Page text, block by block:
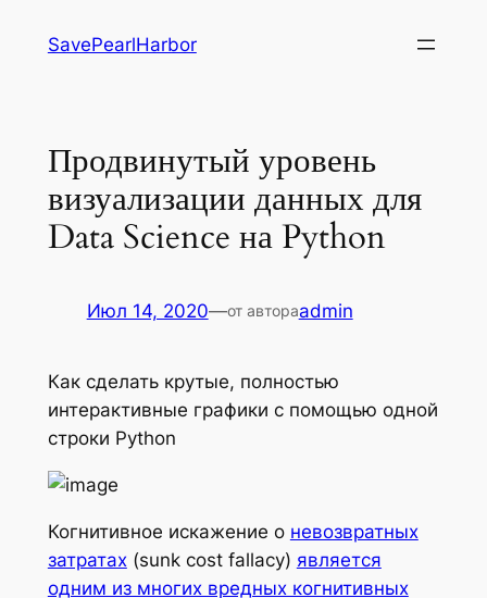
SavePearlHarbor
Продвинутый уровень
визуализации данных для
Data Science на Python
Июл 14, 2020—от автораadmin
Как сделать крутые, полностью
интерактивные графики с помощью одной
строки Python
Когнитивное искажение о невозвратных
затратах(sunk cost fallacy) является
одним из многих вредных когнитивных